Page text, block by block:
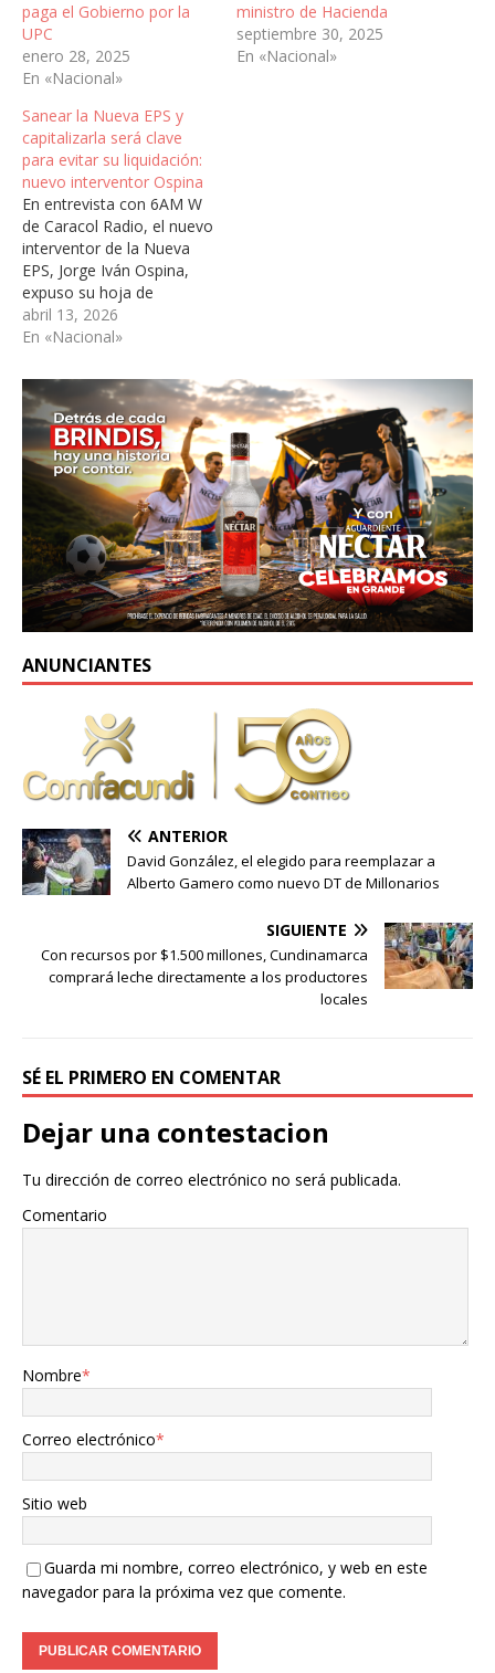
paga el Gobierno por la
UPC
enero 28, 2025
En «Nacional»
ministro de Hacienda
septiembre 30, 2025
En «Nacional»
Sanear la Nueva EPS y
capitalizarla será clave
para evitar su liquidación:
nuevo interventor Ospina
En entrevista con 6AM W
de Caracol Radio, el nuevo
interventor de la Nueva
EPS, Jorge Iván Ospina,
expuso su hoja de
ruta para recuperar la
entidad y evitar su
cuestionamientos
financieros y operativos
que enfrenta el sistema de
salud en Colombia. El
médico Ospina dejó claro
que su objetivo principal
abril 13, 2026
En «Nacional»
ANUNCIANTES
ANTERIOR
David González, el elegido para reemplazar a
Alberto Gamero como nuevo DT de Millonarios
SIGUIENTE
Con recursos por $1.500 millones, Cundinamarca
comprará leche directamente a los productores
locales
SÉ EL PRIMERO EN COMENTAR
Dejar una contestacion
Tu dirección de correo electrónico no será publicada.
Comentario
Nombre*
Correo electrónico*
Sitio web
Guarda mi nombre, correo electrónico, y web en este
navegador para la próxima vez que comente.